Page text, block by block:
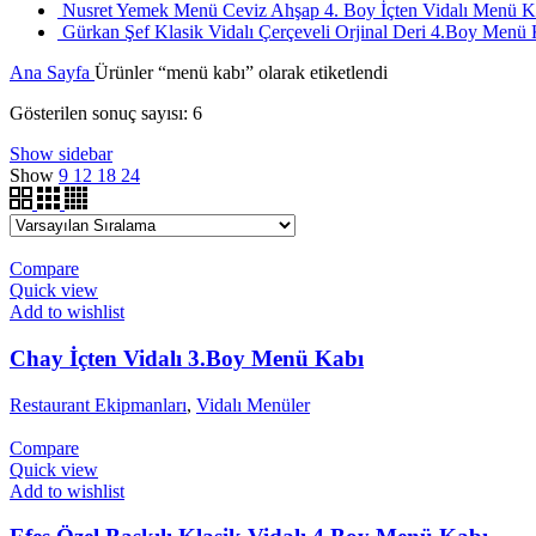
Nusret Yemek Menü Ceviz Ahşap 4. Boy İçten Vidalı Menü
Gürkan Şef Klasik Vidalı Çerçeveli Orjinal Deri 4.Boy Menü
Ana Sayfa Ürünler “menü kabı” olarak etiketlendi
Gösterilen sonuç sayısı: 6
Show sidebar
Show 9 12 18 24
Compare
Quick view
Add to wishlist
Chay İçten Vidalı 3.Boy Menü Kabı
Restaurant Ekipmanları, Vidalı Menüler
Compare
Quick view
Add to wishlist